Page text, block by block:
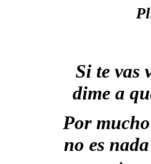
Si te vas
dime a
Por
no es